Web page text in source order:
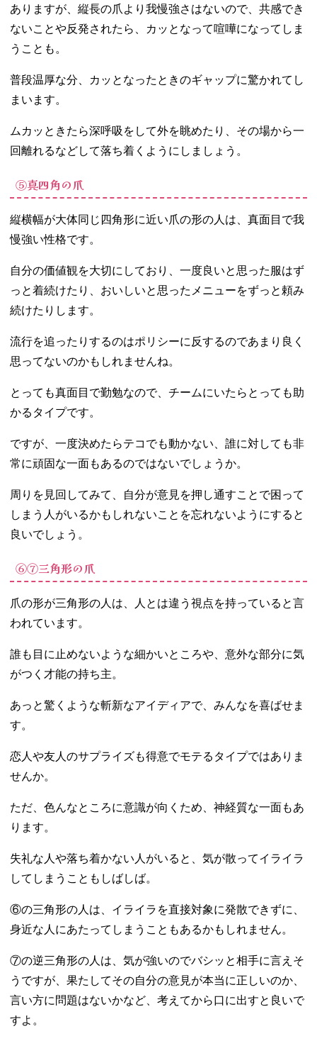
ありますが、縦長の爪より我慢強さはないので、共感でき
ないことや反発されたら、カッとなって喧嘩になってしま
うことも。
普段温厚な分、カッとなったときのギャップに驚かれてし
まいます。
ムカッときたら深呼吸をして外を眺めたり、その場から一
回離れるなどして落ち着くようにしましょう。
⑤真四角の爪
縦横幅が大体同じ四角形に近い爪の形の人は、真面目で我
慢強い性格です。
自分の価値観を大切にしており、一度良いと思った服はず
っと着続けたり、おいしいと思ったメニューをずっと頼み
続けたりします。
流行を追ったりするのはポリシーに反するのであまり良く
思ってないのかもしれませんね。
とっても真面目で勤勉なので、チームにいたらとっても助
かるタイプです。
ですが、一度決めたらテコでも動かない、誰に対しても非
常に頑固な一面もあるのではないでしょうか。
周りを見回してみて、自分が意見を押し通すことで困って
しまう人がいるかもしれないことを忘れないようにすると
良いでしょう。
⑥⑦三角形の爪
爪の形が三角形の人は、人とは違う視点を持っていると言
われています。
誰も目に止めないような細かいところや、意外な部分に気
がつく才能の持ち主。
あっと驚くような斬新なアイディアで、みんなを喜ばせま
す。
恋人や友人のサプライズも得意でモテるタイプではありま
せんか。
ただ、色んなところに意識が向くため、神経質な一面もあ
ります。
失礼な人や落ち着かない人がいると、気が散ってイライラ
してしまうこともしばしば。
⑥の三角形の人は、イライラを直接対象に発散できずに、
身近な人にあたってしまうこともあるかもしれません。
⑦の逆三角形の人は、気が強いのでバシッと相手に言えそ
うですが、果たしてその自分の意見が本当に正しいのか、
言い方に問題はないかなど、考えてから口に出すと良いで
すよ。